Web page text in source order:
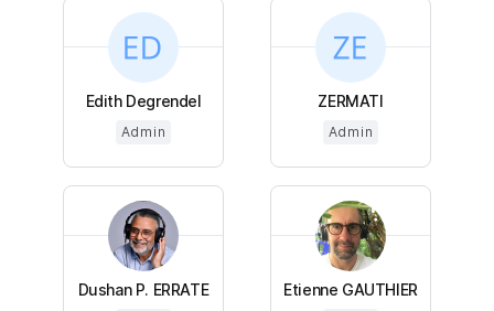
Edith Degrendel
Admin
ZERMATI
Admin
Dushan P. ERRATE Etienne GAUTHIER